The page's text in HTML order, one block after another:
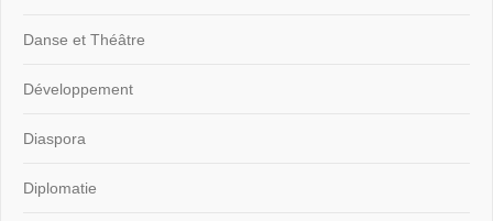
Danse et Théâtre
Développement
Diaspora
Diplomatie